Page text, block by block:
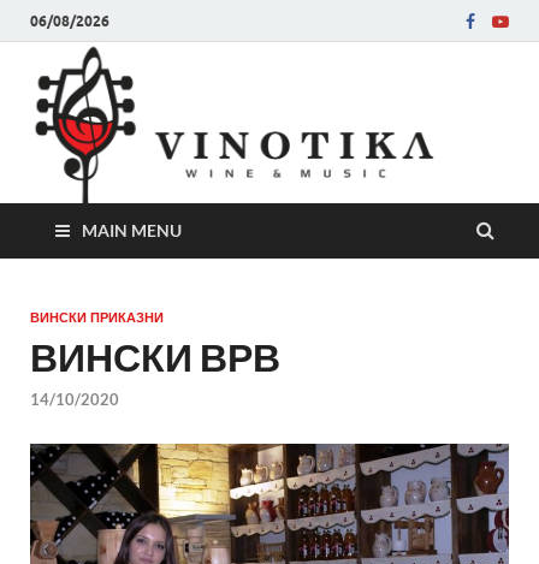
06/08/2026
MAIN MENU
ВИНСКИ ПРИКАЗНИ
ВИНСКИ ВРВ
14/10/2020